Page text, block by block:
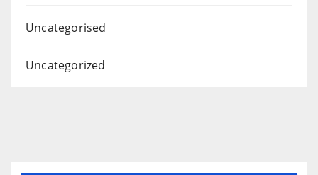
Uncategorised
Uncategorized